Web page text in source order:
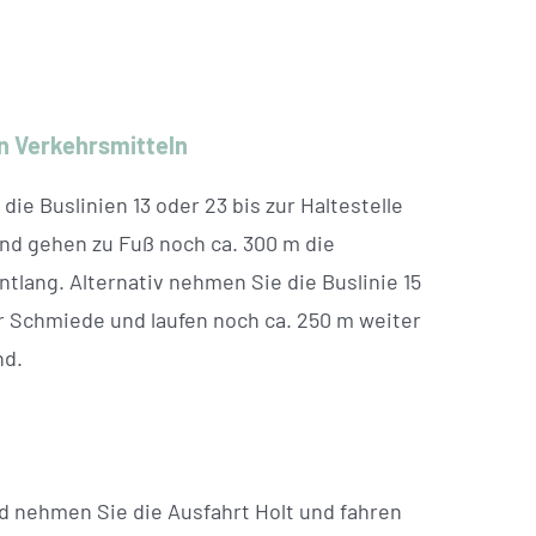
Verkehrsmitteln
Buslinien 13 oder 23 bis zur Haltestelle
gehen zu Fuß noch ca. 300 m die
Alternativ nehmen Sie die Buslinie 15
und laufen noch ca. 250 m weiter
nehmen Sie die Ausfahrt Holt und fahren